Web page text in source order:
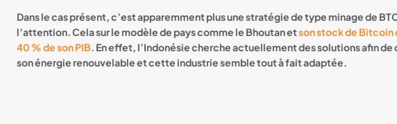
Dans le cas présent, c’est apparemment plus une stratégie de type minage de
l’attention. Cela sur le modèle de pays comme le Bhoutan etson stock de Bitcoin
40 % de son PIB. En effet, l’Indonésie cherche actuellement des solutions afin de
son énergie renouvelable et cette industrie semble tout à fait adaptée.